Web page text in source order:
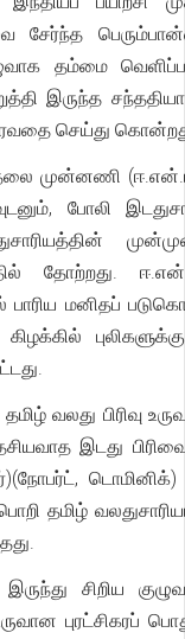
சேர்ந்த
தம்மை
இருந்த
செய்து
முன்னணி
போலி
தோற்றது.
பாரிய மனிதப்
வலது பிரிவு
இடது
டொமினிக்)
தமிழ்
சிறிய
புரட்சிகரப்